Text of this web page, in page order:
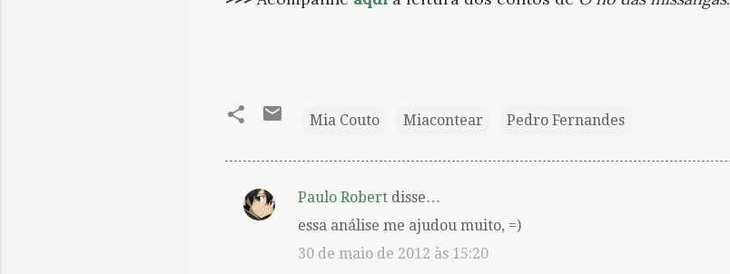
Mia Couto Miacontear Pedro Fernandes
C
Paulo Robert disse…
essa análise me ajudou muito, =)
30 de maio de 2012 às 15:20